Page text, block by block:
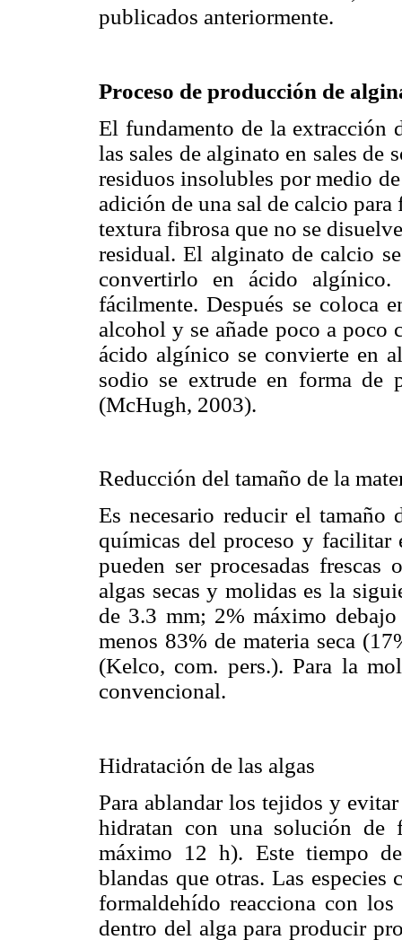
publicados anteriormente.
Proceso de producción de
El fundamento de la extracción
las sales de alginato en sales de
residuos insolubles por medio
adición de una sal de calcio
textura fibrosa que no se
residual. El alginato de calcio
convertirlo en ácido
fácilmente. Después se coloca
alcohol y se añade poco a poco
ácido algínico se convierte en
sodio se extrude en forma de
(McHugh, 2003).
Reducción del tamaño de la
Es necesario reducir el tamaño
químicas del proceso y facilitar
pueden ser procesadas
algas secas y molidas es la
de 3.3 mm; 2% máximo
menos 83% de materia seca
(Kelco, com. pers.). Para la
convencional.
Hidratación de las algas
Para ablandar los tejidos y
hidratan con una solución
máximo 12 h). Este tiempo
blandas que otras. Las
formaldehído reacciona con
dentro del alga para producir